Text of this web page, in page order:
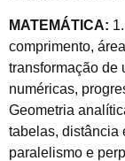
MATEMÁTICA:
comprimento,
transformação de
numéricas,
Geometria
tabelas, distância
paralelismo e